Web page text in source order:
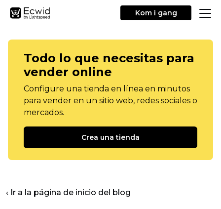
Kom i gang
Todo lo que necesitas para
vender online
Configure una tienda en línea en minutos
para vender en un sitio web, redes sociales o
mercados.
Crea una tienda
‹ Ir a la página de inicio del blog